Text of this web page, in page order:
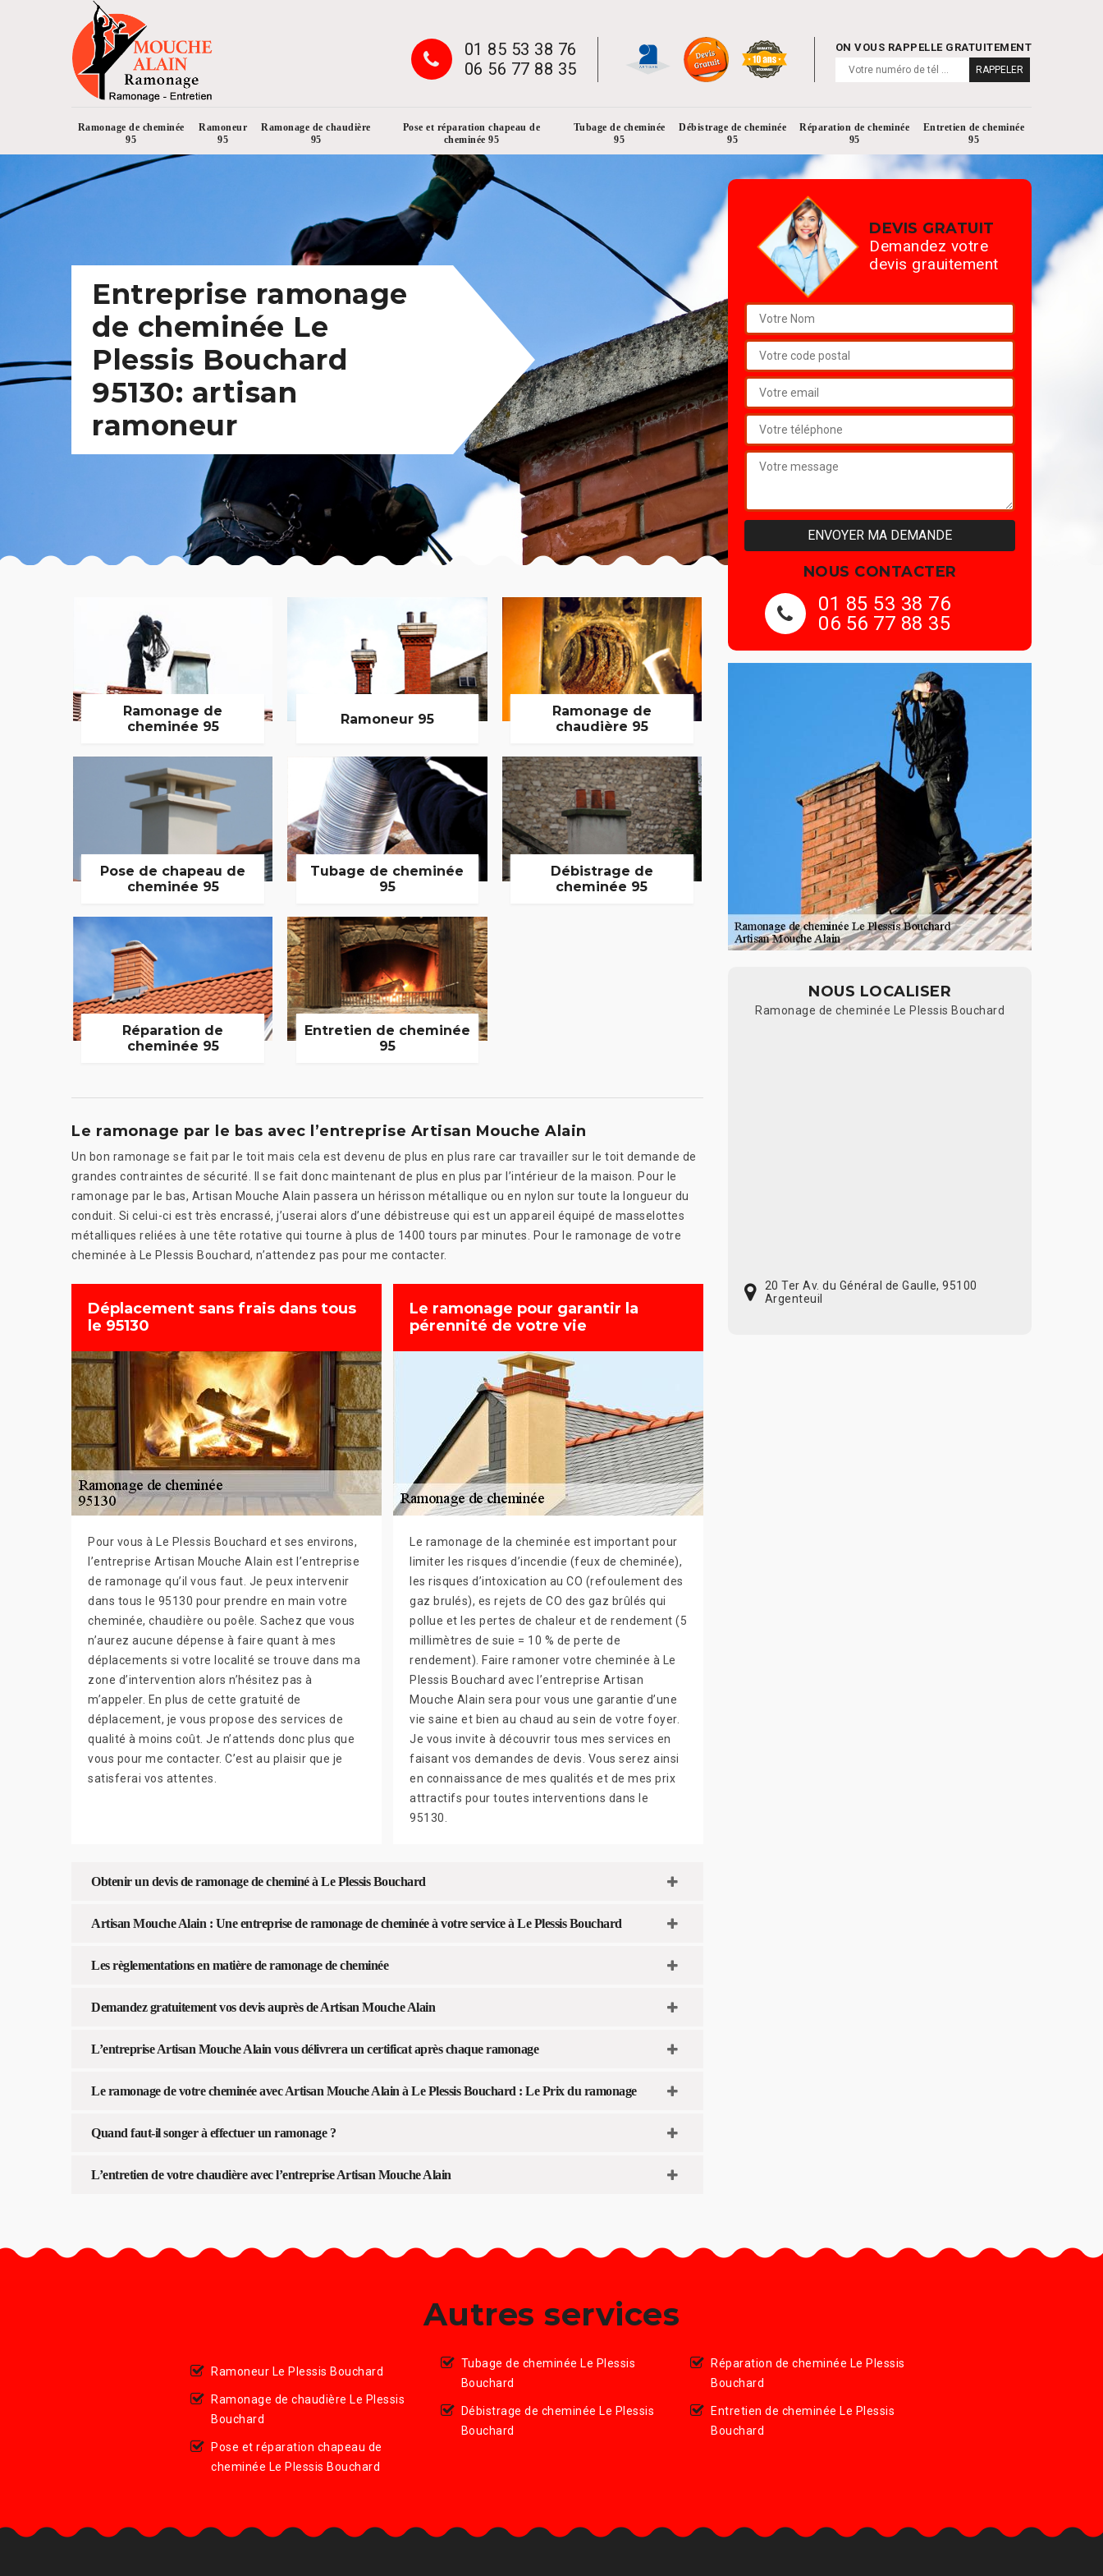
01 85 53 38 76
06 56 77 88 35
ON VOUS RAPPELLE GRATUITEMENT
Ramonage de cheminée
95
Ramoneur
95
Ramonage de chaudière
95
Pose et réparation chapeau de
cheminée 95
Tubage de cheminée
95
Débistrage de cheminée
95
Réparation de cheminée
95
Entretien de cheminée
95
Entreprise ramonage
de cheminée Le
Plessis Bouchard
95130: artisan
ramoneur
Ramonage de
cheminée 95
Ramoneur 95
Ramonage de
chaudière 95
Pose de chapeau de
cheminée 95
Tubage de cheminée
95
Débistrage de
cheminée 95
Réparation de
cheminée 95
Entretien de cheminée
95
Le ramonage par le bas avec l’entreprise Artisan Mouche Alain
Un bon ramonage se fait par le toit mais cela est devenu de plus en plus rare car travailler sur le toit demande de
grandes contraintes de sécurité. Il se fait donc maintenant de plus en plus par l’intérieur de la maison. Pour le
ramonage par le bas, Artisan Mouche Alain passera un hérisson métallique ou en nylon sur toute la longueur du
conduit. Si celui-ci est très encrassé, j’userai alors d’une débistreuse qui est un appareil équipé de masselottes
métalliques reliées à une tête rotative qui tourne à plus de 1400 tours par minutes. Pour le ramonage de votre
cheminée à Le Plessis Bouchard, n’attendez pas pour me contacter.
Déplacement sans frais dans tous
le 95130
Pour vous à Le Plessis Bouchard et ses environs,
l’entreprise Artisan Mouche Alain est l’entreprise
de ramonage qu’il vous faut. Je peux intervenir
dans tous le 95130 pour prendre en main votre
cheminée, chaudière ou poêle. Sachez que vous
n’aurez aucune dépense à faire quant à mes
déplacements si votre localité se trouve dans ma
zone d’intervention alors n’hésitez pas à
m’appeler. En plus de cette gratuité de
déplacement, je vous propose des services de
qualité à moins coût. Je n’attends donc plus que
vous pour me contacter. C’est au plaisir que je
satisferai vos attentes.
Le ramonage pour garantir la
pérennité de votre vie
Le ramonage de la cheminée est important pour
limiter les risques d’incendie (feux de cheminée),
les risques d’intoxication au CO (refoulement des
gaz brulés), es rejets de CO des gaz brûlés qui
pollue et les pertes de chaleur et de rendement (5
millimètres de suie = 10 % de perte de
rendement). Faire ramoner votre cheminée à Le
Plessis Bouchard avec l’entreprise Artisan
Mouche Alain sera pour vous une garantie d’une
vie saine et bien au chaud au sein de votre foyer.
Je vous invite à découvrir tous mes services en
faisant vos demandes de devis. Vous serez ainsi
en connaissance de mes qualités et de mes prix
attractifs pour toutes interventions dans le
95130.
Obtenir un devis de ramonage de cheminé à Le Plessis Bouchard
Artisan Mouche Alain : Une entreprise de ramonage de cheminée à votre service à Le Plessis Bouchard
Les règlementations en matière de ramonage de cheminée
Demandez gratuitement vos devis auprès de Artisan Mouche Alain
L’entreprise Artisan Mouche Alain vous délivrera un certificat après chaque ramonage
Le ramonage de votre cheminée avec Artisan Mouche Alain à Le Plessis Bouchard : Le Prix du ramonage
Quand faut-il songer à effectuer un ramonage ?
L’entretien de votre chaudière avec l’entreprise Artisan Mouche Alain
DEVIS GRATUIT
Demandez votre
devis grauitement
NOUS CONTACTER
01 85 53 38 76
06 56 77 88 35
NOUS LOCALISER
Ramonage de cheminée Le Plessis Bouchard
20 Ter Av. du Général de Gaulle, 95100
Argenteuil
Autres services
Ramoneur Le Plessis Bouchard
Ramonage de chaudière Le Plessis
Bouchard
Pose et réparation chapeau de
cheminée Le Plessis Bouchard
Tubage de cheminée Le Plessis
Bouchard
Débistrage de cheminée Le Plessis
Bouchard
Réparation de cheminée Le Plessis
Bouchard
Entretien de cheminée Le Plessis
Bouchard